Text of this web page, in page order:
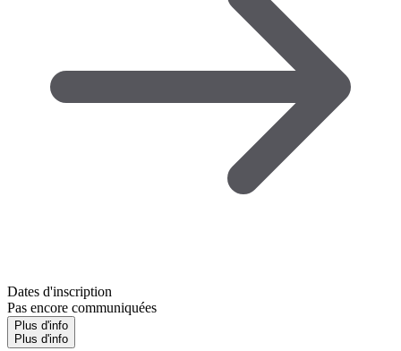
Dates d'inscription
Pas encore communiquées
Plus d'info
Plus d'info